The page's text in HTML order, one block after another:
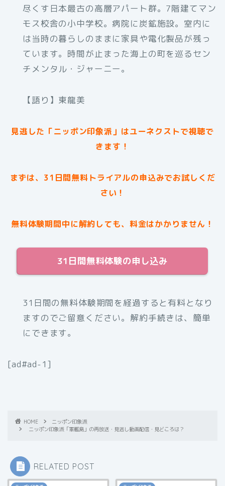
尽くす日本最古の高層アパート群。7階建てマン
モス校舎の小中学校。病院に炭鉱施設。室内に
は当時の暮らしのままに家具や電化製品が残っ
ています。時間が止まった海上の町を巡るセン
チメンタル・ジャーニー。
【語り】東龍美
見逃した「ニッポン印象派」はユーネクストで視聴で
きます！
まずは、31日間無料トライアルの申込みでお試しくだ
さい！
無料体験期間中に解約しても、料金はかかりません！
31日間無料体験の申し込み
31日間の無料体験期間を経過すると有料となり
ますのでご留意ください。解約手続きは、簡単
にできます。
[ad#ad-1]
HOME
ニッポン印象派
ニッポン印象派「軍艦島」の再放送・見逃し動画配信・見どころは？
RELATED POST